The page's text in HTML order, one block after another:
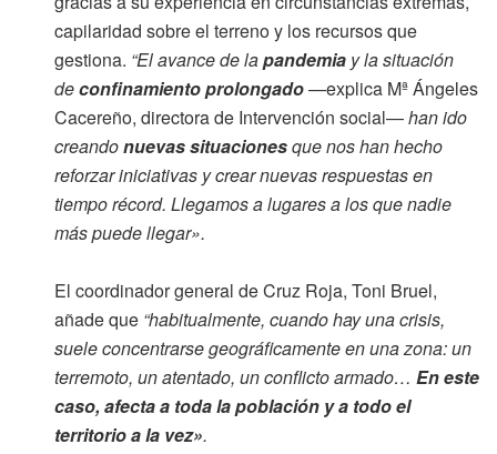
capilaridad sobre el terreno y los recursos que
gestiona. “El avance de lapandemia y la situación
deconfinamiento prolongado—explica Mª Ángeles
Cacereño, directora de Intervención social—han ido
creandonuevas situacionesque nos han hecho
reforzar iniciativas y crear nuevas respuestas en
tiempo récord. Llegamos a lugares a los que nadie
más puede llegar».
El coordinador general de Cruz Roja, Toni Bruel,
añade que “habitualmente, cuando hay una crisis,
suele concentrarse geográficamente en una zona: un
terremoto, un atentado, un conflicto armado…En este
caso, afecta a toda la población y a todo el
territorio a la vez».